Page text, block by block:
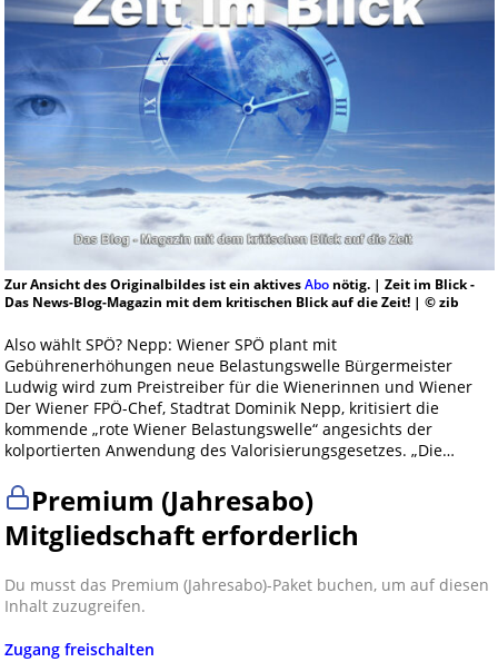
Zur Ansicht des Originalbildes ist ein aktivesAbonötig. | Zeit im Blick -
Das News-Blog-Magazin mit dem kritischen Blick auf die Zeit! | © zib
Also wählt SPÖ? Nepp: Wiener SPÖ plant mit
Gebührenerhöhungen neue Belastungswelle Bürgermeister
Ludwig wird zum Preistreiber für die Wienerinnen und Wiener
Der Wiener FPÖ-Chef, Stadtrat Dominik Nepp, kritisiert die
kommende „rote Wiener Belastungswelle“ angesichts der
kolportierten Anwendung des Valorisierungsgesetzes. „Die…
Premium (Jahresabo)
Mitgliedschaft erforderlich
Du musst das Premium (Jahresabo)-Paket buchen, um auf diesen
Inhalt zuzugreifen.
Zugang freischalten